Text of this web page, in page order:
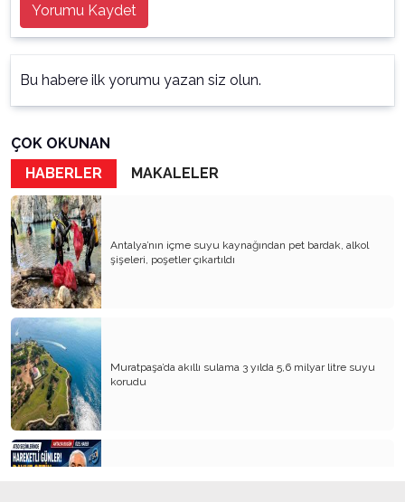
Yorumu Kaydet
Bu habere ilk yorumu yazan siz olun.
ÇOK OKUNAN
HABERLER
MAKALELER
Antalya’nın içme suyu kaynağından pet bardak, alkol
şişeleri, poşetler çıkartıldı
Muratpaşa’da akıllı sulama 3 yılda 5,6 milyar litre suyu
korudu